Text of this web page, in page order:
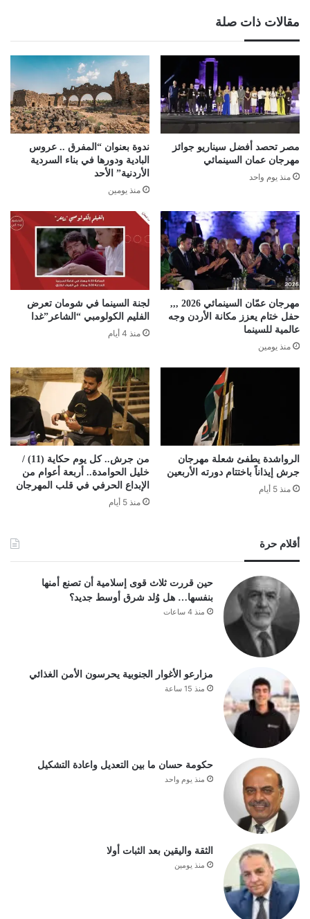
مقالات ذات صلة
مصر تحصد أفضل سيناريو جوائز
مهرجان عمان السينمائي
منذ يوم واحد
ندوة بعنوان “المفرق .. عروس
البادية ودورها في بناء السردية
الأردنية” الأحد
منذ يومين
مهرجان عمّان السينمائي 2026 ,,,
حفل ختام يعزز مكانة الأردن وجه
عالمية للسينما
منذ يومين
لجنة السينما في شومان تعرض
الفليم الكولومبي “الشاعر”غدا
منذ 4 أيام
الرواشدة يطفئ شعلة مهرجان
جرش إيذاناً باختتام دورته الأربعين
منذ 5 أيام
من جرش.. كل يوم حكاية (11) /
خليل الحوامدة.. أربعة أعوام من
الإبداع الحرفي في قلب المهرجان
منذ 5 أيام
أقلام حرة
حين قررت ثلاث قوى إسلامية أن تصنع أمنها
بنفسها… هل وُلد شرق أوسط جديد؟
منذ 4 ساعات
مزارعو الأغوار الجنوبية يحرسون الأمن الغذائي
منذ 15 ساعة
حكومة حسان ما بين التعديل واعادة التشكيل
منذ يوم واحد
الثقة واليقين بعد الثبات أولا
منذ يومين